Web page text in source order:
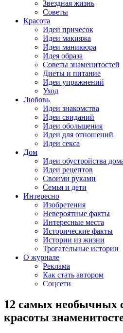
Звездная жизнь
Советы
Красота
Идеи причесок
Идеи макияжа
Идеи маникюра
Идея образа
Советы знаменитостей
Диеты и питание
Идеи упражнений
Уход
Любовь
Идеи знакомства
Идеи свиданий
Идеи обольщения
Идеи для отношений
Идеи секса
Дом
Идеи обустройства
Идеи рецептов
Своими руками
Семья и дети
Интересно
Изобретения
Невероятные факты
Интересные места
Исторические факты
Истории из жизни
Трогательные истории
О журнале
Реклама
Как стать автором
Соцсети
12 самых необычных
красоты